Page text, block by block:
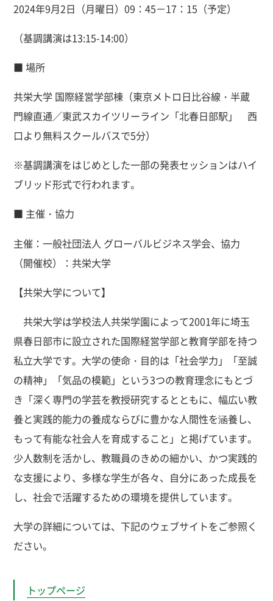
2024年9月2日（月曜日）09：45－17：15（予定）
（基調講演は13:15-14:00）
■ 場所
共栄大学 国際経営学部棟（東京メトロ日比谷線・半蔵
門線直通／東武スカイツリーライン「北春日部駅」 西
口より無料スクールバスで5分）
※基調講演をはじめとした一部の発表セッションはハイ
ブリッド形式で行われます。
■ 主催・協力
主催：一般社団法人 グローバルビジネス学会、協力
（開催校）：共栄大学
【共栄大学について】
共栄大学は学校法人共栄学園によって2001年に埼玉
県春日部市に設立された国際経営学部と教育学部を持つ
私立大学です。大学の使命・目的は「社会学力」「至誠
の精神」「気品の模範」という3つの教育理念にもとづ
き「深く専門の学芸を教授研究するとともに、幅広い教
養と実践的能力の養成ならびに豊かな人間性を涵養し、
もって有能な社会人を育成すること」と掲げています。
少人数制を活かし、教職員のきめの細かい、かつ実践的
な支援により、多様な学生が各々、自分にあった成長を
し、社会で活躍するための環境を提供しています。
大学の詳細については、下記のウェブサイトをご参照く
ださい。
トップページ